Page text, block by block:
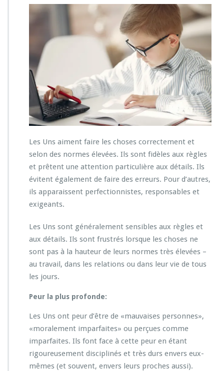
Les Uns aiment faire les choses correctement et
selon des normes élevées. Ils sont fidèles aux règles
et prêtent une attention particulière aux détails. Ils
évitent également de faire des erreurs. Pour d’autres,
ils apparaissent perfectionnistes, responsables et
exigeants.
Les Uns sont généralement sensibles aux règles et
aux détails. Ils sont frustrés lorsque les choses ne
sont pas à la hauteur de leurs normes très élevées –
au travail, dans les relations ou dans leur vie de tous
les jours.
Peur la plus profonde:
Les Uns ont peur d’être de «mauvaises personnes»,
«moralement imparfaites» ou perçues comme
imparfaites. Ils font face à cette peur en étant
rigoureusement disciplinés et très durs envers eux-
mêmes (et souvent, envers leurs proches aussi).